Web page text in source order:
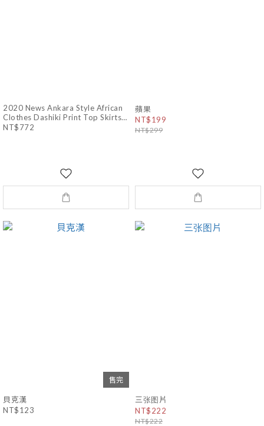
2020 News Ankara Style African
Clothes Dashiki Print Top Skirts
Fashion Feather Party African
NT$772
蘋果
NT$199
NT$299
售完
貝克漢
NT$123
三张图片
NT$222
NT$222